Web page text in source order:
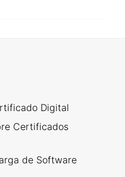
Digital
Certificados
de Software